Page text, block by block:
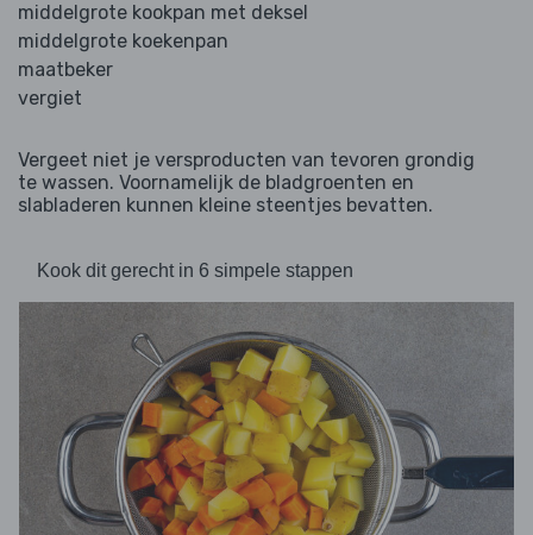
middelgrote kookpan met deksel
middelgrote koekenpan
maatbeker
vergiet
Vergeet niet je versproducten van tevoren grondig
te wassen. Voornamelijk de bladgroenten en
slabladeren kunnen kleine steentjes bevatten.
Kook dit gerecht in 6 simpele stappen